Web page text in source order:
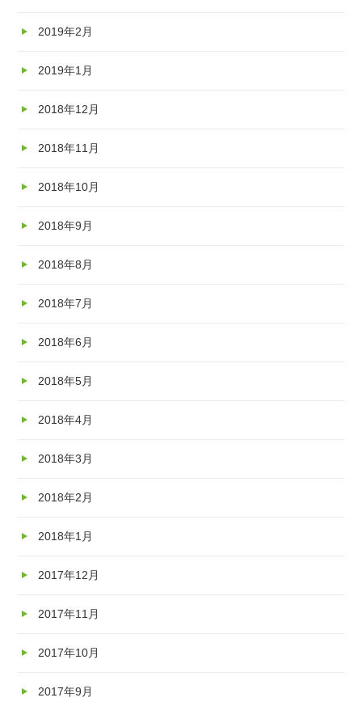
2019年2月
2019年1月
2018年12月
2018年11月
2018年10月
2018年9月
2018年8月
2018年7月
2018年6月
2018年5月
2018年4月
2018年3月
2018年2月
2018年1月
2017年12月
2017年11月
2017年10月
2017年9月